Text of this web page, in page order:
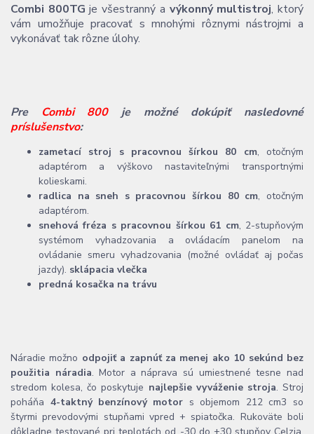
Combi 800TG je všestranný a výkonný multistroj, ktorý
vám umožňuje pracovať s mnohými rôznymi nástrojmi a
vykonávať tak rôzne úlohy.
Pre Combi 800je možné dokúpiť nasledovné
príslušenstvo:
zametací stroj s pracovnou šírkou 80 cm, otočným
adaptérom a výškovo nastaviteľnými transportnými
kolieskami.
radlica na sneh s pracovnou šírkou 80 cm, otočným
adaptérom.
snehová fréza s pracovnou šírkou 61 cm, 2-stupňovým
systémom vyhadzovania a ovládacím panelom na
ovládanie smeru vyhadzovania (možné ovládať aj počas
jazdy). sklápacia vlečka
predná kosačka na trávu
Náradie možno odpojiť a zapnúť za menej ako 10 sekúnd bez
použitia náradia. Motor a náprava sú umiestnené tesne nad
stredom kolesa, čo poskytuje najlepšie vyváženie stroja. Stroj
poháňa 4-taktný benzínový motor s objemom 212 cm3 so
štyrmi prevodovými stupňami vpred + spiatočka. Rukoväte boli